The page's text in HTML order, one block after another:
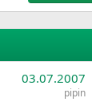
03.07.2007
pipin